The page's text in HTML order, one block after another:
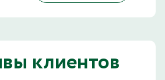
клиентов